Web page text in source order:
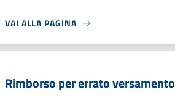
VAI ALLA PAGINA
Rimborso per errato versamento